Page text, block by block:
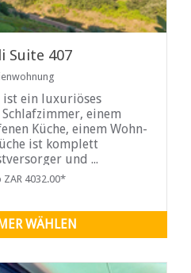
Suite 407
ist ein luxuriöses
einem
Küche, einem Wohn-
ist komplett
und ...
ZAR 4032.00*
WÄHLEN